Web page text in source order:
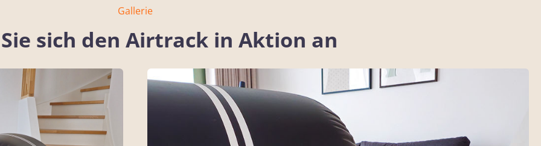
Gallerie
sich den Airtrack in Aktion an